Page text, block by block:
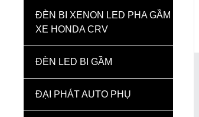
ĐÈN BI XENON LED PHA GẦM
XE HONDA CRV
ĐÈN LED BI GẦM
ĐẠI PHÁT AUTO PHỤ